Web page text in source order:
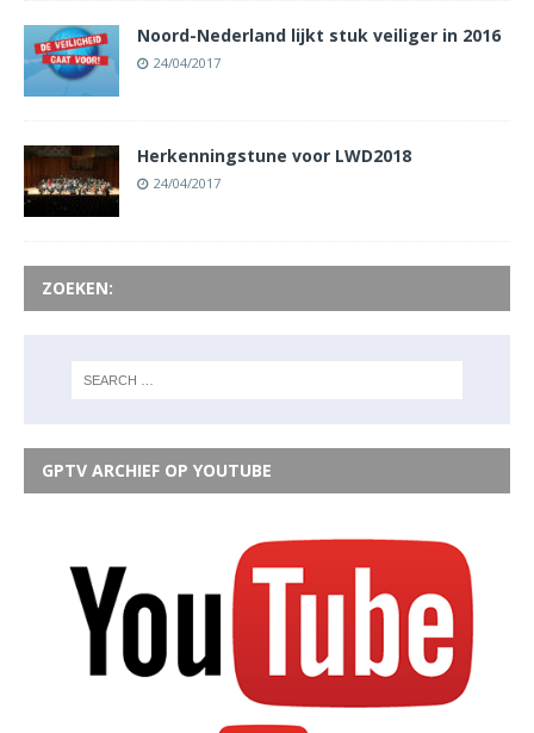
Noord-Nederland lijkt stuk veiliger in 2016
24/04/2017
Herkenningstune voor LWD2018
24/04/2017
ZOEKEN:
GPTV ARCHIEF OP YOUTUBE